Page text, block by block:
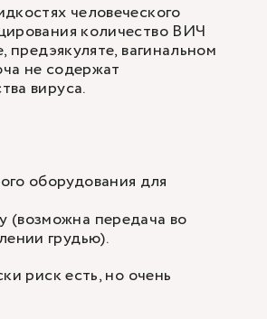
человеческого
количество ВИЧ
вагинальном
не содержат
вируса.
оборудования для
(возможна передача во
грудью).
риск есть, но очень